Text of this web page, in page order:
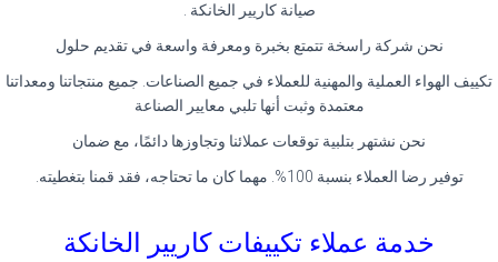
صيانة كاريير الخانكة .
نحن شركة راسخة تتمتع بخبرة ومعرفة واسعة في تقديم حلول
تكييف الهواء العملية والمهنية للعملاء في جميع الصناعات. جميع منتجاتنا ومعداتنا
معتمدة وثبت أنها تلبي معايير الصناعة
نحن نشتهر بتلبية توقعات عملائنا وتجاوزها دائمًا، مع ضمان
توفير رضا العملاء بنسبة 100%. مهما كان ما تحتاجه، فقد قمنا بتغطيته.
خدمة عملاء تكييفات كاريير الخانكة